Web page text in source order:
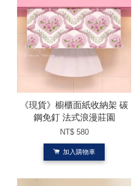
《現貨》櫥櫃面紙收納架 碳
鋼免釘 法式浪漫莊園
NT$ 580
加入購物車